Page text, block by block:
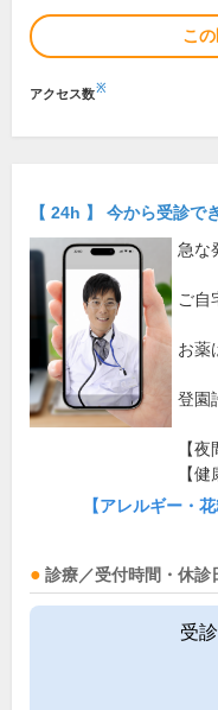
こ
アクセス数※
【 24h 】 今から受診で
急な
ご自
お薬
登園
【
【
【アレルギー・
診療／受付時間・休診
受